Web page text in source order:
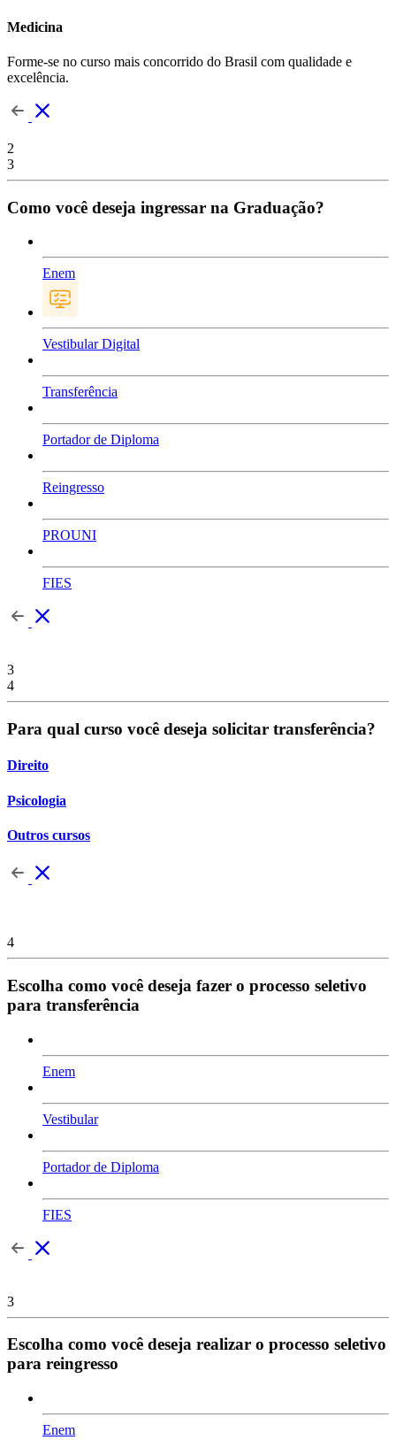
Medicina
Forme-se no curso mais concorrido do Brasil com qualidade e
excelência.
2
3
Como você deseja ingressar na Graduação?
Enem
Vestibular Digital
Transferência
Portador de Diploma
Reingresso
PROUNI
FIES
3
4
Para qual curso você deseja solicitar transferência?
Direito
Psicologia
Outros cursos
4
Escolha como você deseja fazer o processo seletivo
para transferência
Enem
Vestibular
Portador de Diploma
FIES
3
Escolha como você deseja realizar o processo seletivo
para reingresso
Enem